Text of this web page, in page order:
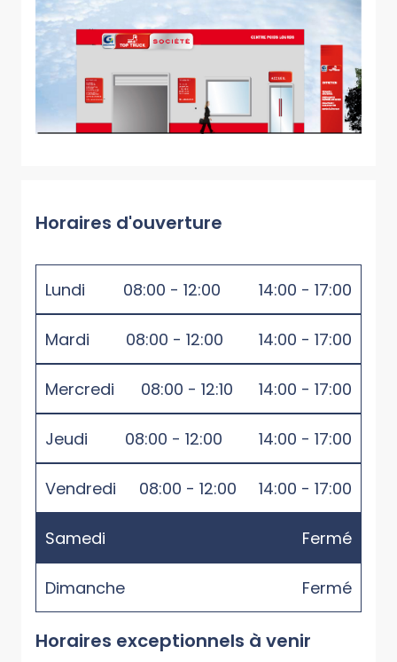
Horaires d'ouverture
Lundi 08:00 - 12:00 14:00 - 17:00
Mardi 08:00 - 12:00 14:00 - 17:00
Mercredi 08:00 - 12:10 14:00 - 17:00
Jeudi 08:00 - 12:00 14:00 - 17:00
Vendredi 08:00 - 12:00 14:00 - 17:00
Samedi Fermé
Dimanche Fermé
Horaires exceptionnels à venir